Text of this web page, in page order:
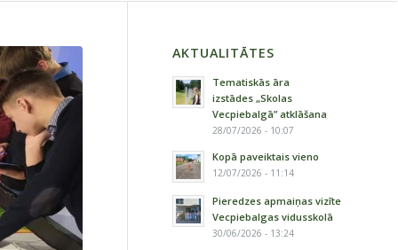
AKTUALITĀTES
Tematiskās āra
izstādes „Skolas
Vecpiebalgā” atklāšana
28/07/2026 - 10:07
Kopā paveiktais vieno
12/07/2026 - 11:14
Pieredzes apmaiņas vizīte
Vecpiebalgas vidusskolā
30/06/2026 - 13:24